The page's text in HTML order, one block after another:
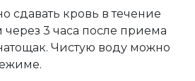
сдавать кровь в течение
через 3 часа после приема
Чистую воду можно